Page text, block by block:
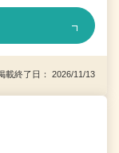
終了日： 2026/11/13